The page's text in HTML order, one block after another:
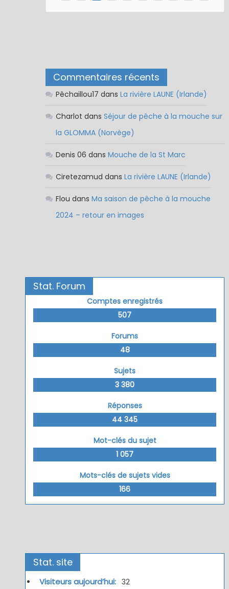
Commentaires récents
Pêchaillou17 dans La rivière LAUNE (Irlande)
Charlot dans Séjour de pêche à la mouche sur
la GLOMMA (Norvège)
Denis 06 dans Mouche de la St Marc
Ciretezamud dans La rivière LAUNE (Irlande)
Flou dans Ma saison de pêche à la mouche
2024 – retour en images
Stat. Forum
Comptes enregistrés
507
Forums
48
Sujets
3 380
Réponses
44 345
Mot-clés du sujet
1 057
Mots-clés de sujets vides
166
Stat. site
Visiteurs aujourd’hui: 32